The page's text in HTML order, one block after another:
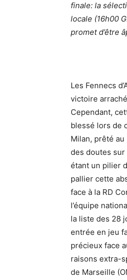
finale: la
locale (16h00
promet d’être
Les Fennecs
victoire
Cependant,
blessé lors de
Milan, prêté
des doutes sur
étant un pilier
pallier cette
face à la RD
l’équipe
la liste des 28
entrée en jeu
précieux face
raisons extra-
de Marseille